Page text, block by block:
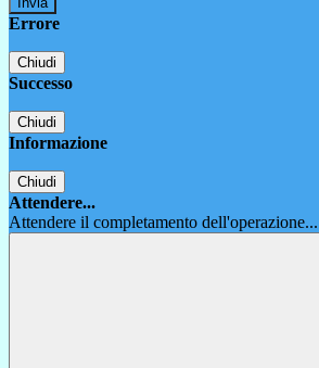
Errore
Chiudi
Successo
Chiudi
Informazione
Chiudi
Attendere...
Attendere il completamento dell'operazione...